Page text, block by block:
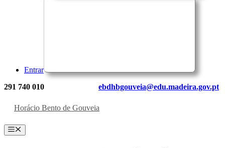
Entrar
291 740 010 ebdhbgouveia@edu.madeira.gov.pt
Horácio Bento de Gouveia
Menu